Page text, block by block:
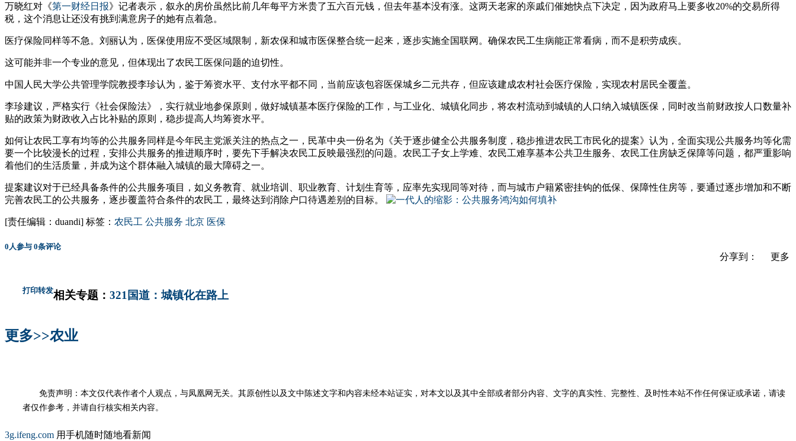
万晓红对《第一财经日报》记者表示，叙永的房价虽然比前几年每平方米贵了五六百元钱，但去年基本没有涨。这两天老家的亲戚们催她快点下决定，因为政府马上要多收20%的交易所得
税，这个消息让还没有挑到满意房子的她有点着急。
医疗保险同样等不急。刘丽认为，医保使用应不受区域限制，新农保和城市医保整合统一起来，逐步实施全国联网。确保农民工生病能正常看病，而不是积劳成疾。
这可能并非一个专业的意见，但体现出了农民工医保问题的迫切性。
中国人民大学公共管理学院教授李珍认为，鉴于筹资水平、支付水平都不同，当前应该包容医保城乡二元共存，但应该建成农村社会医疗保险，实现农村居民全覆盖。
李珍建议，严格实行《社会保险法》，实行就业地参保原则，做好城镇基本医疗保险的工作，与工业化、城镇化同步，将农村流动到城镇的人口纳入城镇医保，同时改当前财政按人口数量补
贴的政策为财政收入占比补贴的原则，稳步提高人均筹资水平。
如何让农民工享有均等的公共服务同样是今年民主党派关注的热点之一，民革中央一份名为《关于逐步健全公共服务制度，稳步推进农民工市民化的提案》认为，全面实现公共服务均等化需
要一个比较漫长的过程，安排公共服务的推进顺序时，要先下手解决农民工反映最强烈的问题。农民工子女上学难、农民工难享基本公共卫生服务、农民工住房缺乏保障等问题，都严重影响
着他们的生活质量，并成为这个群体融入城镇的最大障碍之一。
提案建议对于已经具备条件的公共服务项目，如义务教育、就业培训、职业教育、计划生育等，应率先实现同等对待，而与城市户籍紧密挂钩的低保、保障性住房等，要通过逐步增加和不断
完善农民工的公共服务，逐步覆盖符合条件的农民工，最终达到消除户口待遇差别的目标。
[责任编辑：duandi] 标签： 农民工 公共服务 北京 医保
分享到： 更多
0人参与 0条评论
打印转发相关专题： 321国道：城镇化在路上
更多>>农业
免责声明：本文仅代表作者个人观点，与凤凰网无关。其原创性以及文中陈述文字和内容未经本站证实，对本文以及其中全部或者部分内容、文字的真实性、完整性、及时性本站不作任何保证或承诺，请读
者仅作参考，并请自行核实相关内容。
3g.ifeng.com 用手机随时随地看新闻